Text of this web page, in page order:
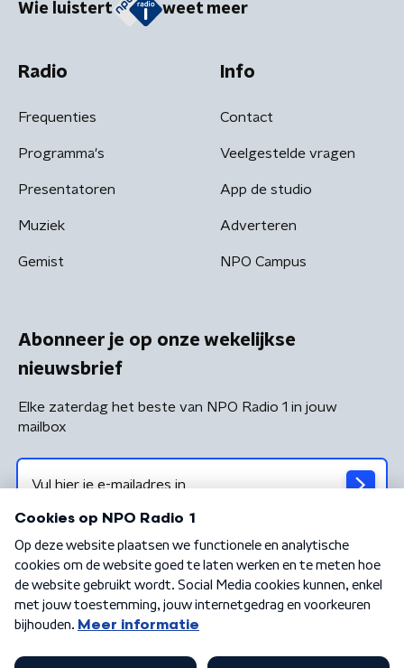
Wie luistert weet meer
Radio
Frequenties
Programma's
Presentatoren
Muziek
Gemist
Info
Contact
Veelgestelde vragen
App de studio
Adverteren
NPO Campus
Abonneer je op onze wekelijkse
nieuwsbrief
Elke zaterdag het beste van NPO Radio 1 in jouw
mailbox
Algemene voorwaarden